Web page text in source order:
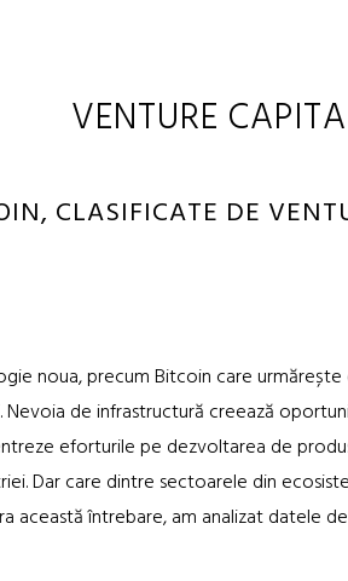
VENTURE
CLASIFICATE DE
noua, precum Bitcoin care urmărește
de infrastructură creează
eforturile pe dezvoltarea de
Dar care dintre sectoarele din
această întrebare, am analizat datele de